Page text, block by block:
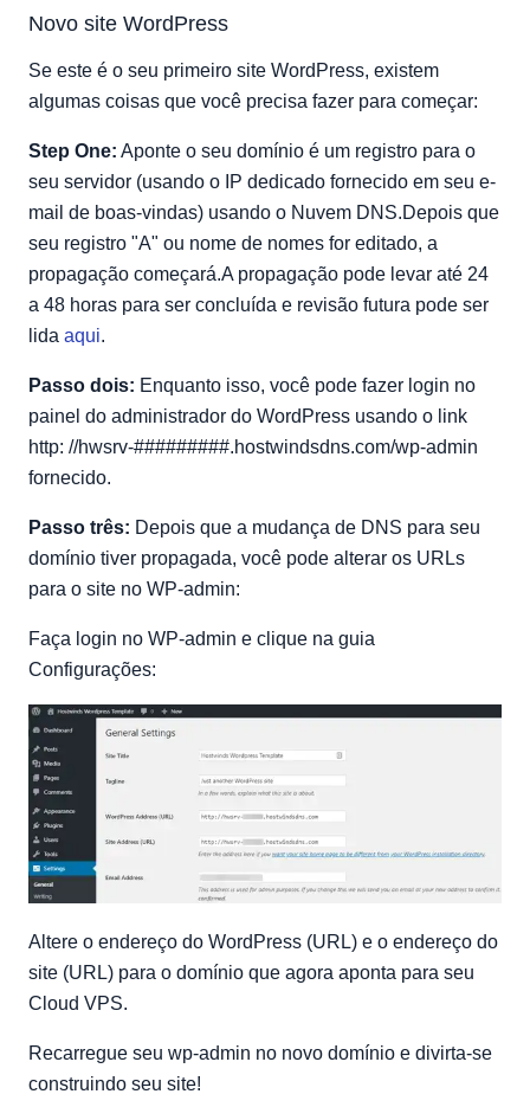
Novo site WordPress
Se este é o seu primeiro site WordPress, existem
algumas coisas que você precisa fazer para começar:
Step One: Aponte o seu domínio é um registro para o
seu servidor (usando o IP dedicado fornecido em seu e-
mail de boas-vindas) usando o Nuvem DNS.Depois que
seu registro "A" ou nome de nomes for editado, a
propagação começará.A propagação pode levar até 24
a 48 horas para ser concluída e revisão futura pode ser
lida aqui.
Passo dois: Enquanto isso, você pode fazer login no
painel do administrador do WordPress usando o link
http: //hwsrv-#########.hostwindsdns.com/wp-admin
fornecido.
Passo três: Depois que a mudança de DNS para seu
domínio tiver propagada, você pode alterar os URLs
para o site no WP-admin:
Faça login no WP-admin e clique na guia
Configurações:
Altere o endereço do WordPress (URL) e o endereço do
site (URL) para o domínio que agora aponta para seu
Cloud VPS.
Recarregue seu wp-admin no novo domínio e divirta-se
construindo seu site!